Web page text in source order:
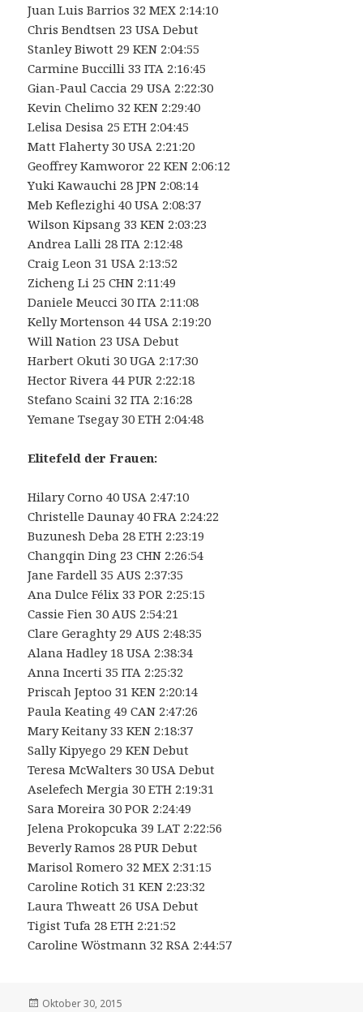
Juan Luis Barrios 32 MEX 2:14:10
Chris Bendtsen 23 USA Debut
Stanley Biwott 29 KEN 2:04:55
Carmine Buccilli 33 ITA 2:16:45
Gian-Paul Caccia 29 USA 2:22:30
Kevin Chelimo 32 KEN 2:29:40
Lelisa Desisa 25 ETH 2:04:45
Matt Flaherty 30 USA 2:21:20
Geoffrey Kamworor 22 KEN 2:06:12
Yuki Kawauchi 28 JPN 2:08:14
Meb Keflezighi 40 USA 2:08:37
Wilson Kipsang 33 KEN 2:03:23
Andrea Lalli 28 ITA 2:12:48
Craig Leon 31 USA 2:13:52
Zicheng Li 25 CHN 2:11:49
Daniele Meucci 30 ITA 2:11:08
Kelly Mortenson 44 USA 2:19:20
Will Nation 23 USA Debut
Harbert Okuti 30 UGA 2:17:30
Hector Rivera 44 PUR 2:22:18
Stefano Scaini 32 ITA 2:16:28
Yemane Tsegay 30 ETH 2:04:48
Elitefeld der Frauen:
Hilary Corno 40 USA 2:47:10
Christelle Daunay 40 FRA 2:24:22
Buzunesh Deba 28 ETH 2:23:19
Changqin Ding 23 CHN 2:26:54
Jane Fardell 35 AUS 2:37:35
Ana Dulce Félix 33 POR 2:25:15
Cassie Fien 30 AUS 2:54:21
Clare Geraghty 29 AUS 2:48:35
Alana Hadley 18 USA 2:38:34
Anna Incerti 35 ITA 2:25:32
Priscah Jeptoo 31 KEN 2:20:14
Paula Keating 49 CAN 2:47:26
Mary Keitany 33 KEN 2:18:37
Sally Kipyego 29 KEN Debut
Teresa McWalters 30 USA Debut
Aselefech Mergia 30 ETH 2:19:31
Sara Moreira 30 POR 2:24:49
Jelena Prokopcuka 39 LAT 2:22:56
Beverly Ramos 28 PUR Debut
Marisol Romero 32 MEX 2:31:15
Caroline Rotich 31 KEN 2:23:32
Laura Thweatt 26 USA Debut
Tigist Tufa 28 ETH 2:21:52
Caroline Wöstmann 32 RSA 2:44:57
Veröffentlicht
Oktober 30, 2015